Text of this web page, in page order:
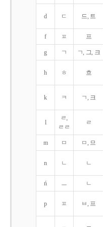
d ㄷ 드, 트
f ㅍ 프
g ㄱ ㄱ, 그, 크
h ㅎ 흐
k ㅋ ㄱ, 크
l
ㄹ,
ㄹㄹ
ㄹ
m ㅁ ㅁ, 므
n ㄴ ㄴ
ń ㅡ ㄴ
p ㅍ ㅂ, 프